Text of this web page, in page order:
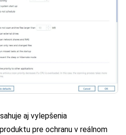
aj vylepšenia
pre ochranu v reálnom